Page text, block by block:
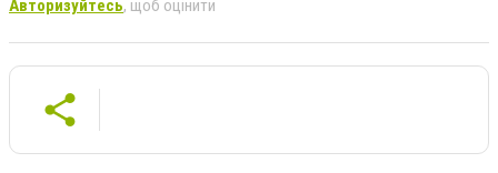
Авторизуйтесь, щоб оцінити